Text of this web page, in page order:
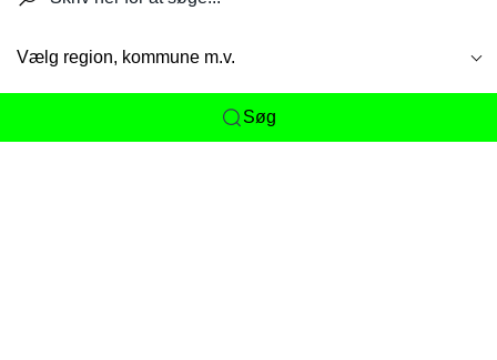
Vælg region, kommune m.v.
Søg